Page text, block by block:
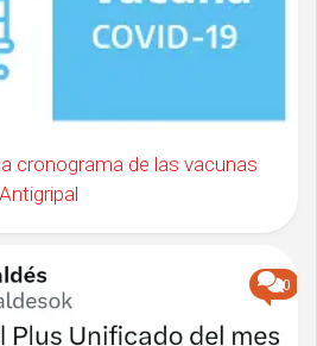
cronograma de las vacunas
0